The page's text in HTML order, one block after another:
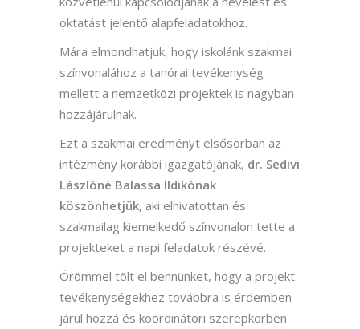
oktatást jelentő alapfeladatokhoz.
Mára elmondhatjuk, hogy iskolánk szakmai
színvonalához a tanórai tevékenység
mellett a nemzetközi projektek is nagyban
hozzájárulnak.
Ezt a szakmai eredményt elsősorban az
intézmény korábbi igazgatójának, dr. Sedivi
Lászlóné Balassa Ildikónak
köszönhetjük, aki elhivatottan és
szakmailag kiemelkedő színvonalon tette a
projekteket a napi feladatok részévé.
Örömmel tölt el bennünket, hogy a projekt
tevékenységekhez továbbra is érdemben
járul hozzá és koordinátori szerepkörben